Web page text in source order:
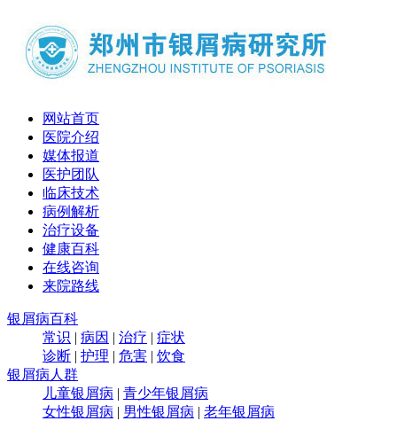
网站首页
医院介绍
媒体报道
医护团队
临床技术
病例解析
治疗设备
健康百科
在线咨询
来院路线
银屑病百科
常识 | 病因 | 治疗 | 症状
诊断 | 护理 | 危害 | 饮食
银屑病人群
儿童银屑病 | 青少年银屑病
女性银屑病 | 男性银屑病 | 老年银屑病